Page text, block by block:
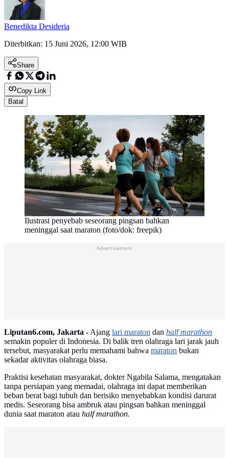
Benedikta Desideria
Diterbitkan: 15 Juni 2026, 12:00 WIB
Share
Copy Link
Batal
Ilustrasi penyebab seseorang pingsan bahkan
meninggal saat maraton (foto/dok: freepik)
Advertisement
Liputan6.com, Jakarta -Ajang lari maraton dan half marathon
semakin populer di Indonesia. Di balik tren olahraga lari jarak jauh
tersebut, masyarakat perlu memahami bahwa maraton bukan
sekadar aktivitas olahraga biasa.
Praktisi kesehatan masyarakat, dokter Ngabila Salama, mengatakan
tanpa persiapan yang memadai, olahraga ini dapat memberikan
beban berat bagi tubuh dan berisiko menyebabkan kondisi darurat
medis. Seseorang bisa ambruk atau pingsan bahkan meninggal
dunia saat maraton atau half marathon.